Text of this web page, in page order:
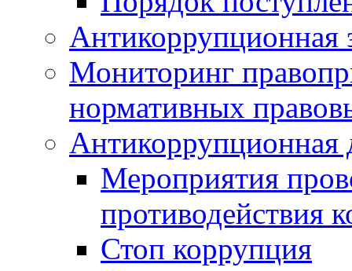
Антикоррупционная
Мониторинг
нормативных
Антикоррупционная
Мероприятия
противодействия
Стоп коррупция